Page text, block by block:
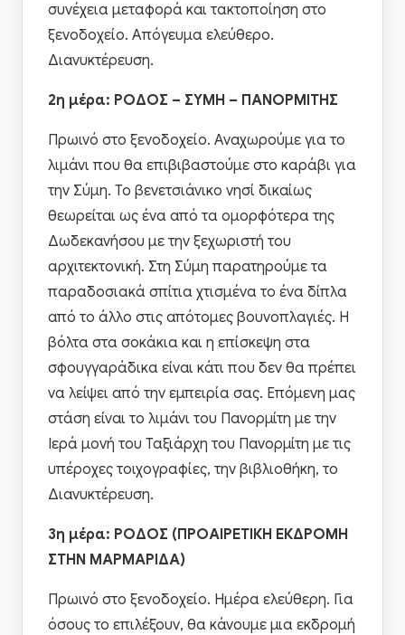
συνέχεια μεταφορά και τακτοποίηση στο
ξενοδοχείο. Απόγευμα ελεύθερο.
Διανυκτέρευση.
2η μέρα: ΡΟΔΟΣ – ΣΥΜΗ – ΠΑΝΟΡΜΙΤΗΣ
Πρωινό στο ξενοδοχείο. Αναχωρούμε για το
λιμάνι που θα επιβιβαστούμε στο καράβι για
την Σύμη. Το βενετσιάνικο νησί δικαίως
θεωρείται ως ένα από τα ομορφότερα της
Δωδεκανήσου με την ξεχωριστή του
αρχιτεκτονική. Στη Σύμη παρατηρούμε τα
παραδοσιακά σπίτια χτισμένα το ένα δίπλα
από το άλλο στις απότομες βουνοπλαγιές. Η
βόλτα στα σοκάκια και η επίσκεψη στα
σφουγγαράδικα είναι κάτι που δεν θα πρέπει
να λείψει από την εμπειρία σας. Επόμενη μας
στάση είναι το λιμάνι του Πανορμίτη με την
Ιερά μονή του Ταξιάρχη του Πανορμίτη με τις
υπέροχες τοιχογραφίες, την βιβλιοθήκη, το
Διανυκτέρευση.
3η μέρα: ΡΟΔΟΣ (ΠΡΟΑΙΡΕΤΙΚΗ ΕΚΔΡΟΜΗ
ΣΤΗΝ ΜΑΡΜΑΡΙΔΑ)
Πρωινό στο ξενοδοχείο. Ημέρα ελεύθερη. Για
όσους το επιλέξουν, θα κάνουμε μια εκδρομή